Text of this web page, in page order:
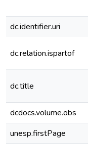
dc.identifier.uri
dc.relation.ispartof
dc.title
dcdocs.volume.obs
unesp.firstPage